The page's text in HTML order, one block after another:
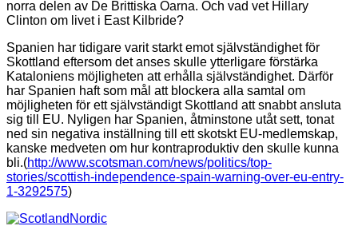
norra delen av De Brittiska Öarna. Och vad vet Hillary
Clinton om livet i East Kilbride?
Spanien har tidigare varit starkt emot självständighet för
Skottland eftersom detanses skulle ytterligare förstärka
Kataloniens möjligheten atterhåll a självständighet. Därför
har Spanien haft som mål att blockera alla samtal om
möjligheten för ett självständigt Skottland attsnabbt ansluta
sig till EU. Nyligen har Spanien, åtminstone utåt sett, tonat
ned sin negativa inställning till ett skotsktEU-medlemskap,
kanske medveten om hur kontraproduktiv den skulle kunna
bli.(http://www.scotsman.com/news/politics/top-
stories/scottish-independence-spain-warning-over-eu-entry-
1-3292575)